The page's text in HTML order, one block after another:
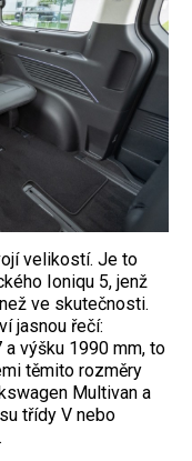
velikostí. Je to
Ioniqu 5, jenž
ve skutečnosti.
jasnou řečí:
výšku 1990 mm, to
těmito rozměry
Multivan a
třídy V nebo